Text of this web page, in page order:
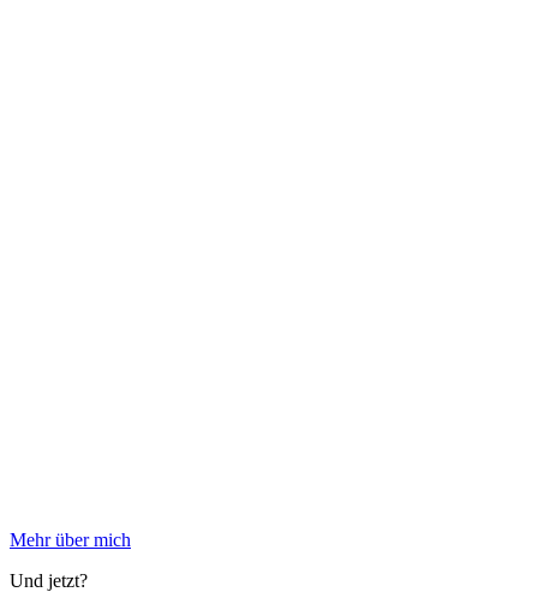
Mehr über mich
Und jetzt?